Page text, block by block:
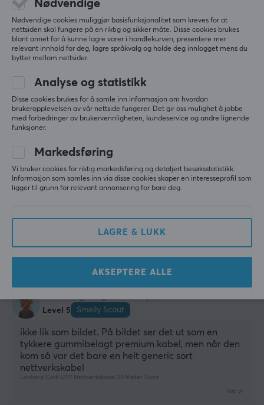
Alle anmeldelser
Martin Henrik F
Verifisert kjøper
Level 5
Grinding Scout
PC
Fungerer utmerket.
Jeg synes denne kabelen fungerer utmerket til sitt
formål. Jeg får gode hastigheter når jeg surfer på
friheten til å plassere min PC der jeg vil ha den. Og
ikke minst er det skrivende stund en god pris på
den.
Man får god hastighet
Level 5
Smelly Scout
ikke lik som bildet. På bildet ser det ut som en
tykkere gummibelagt premium kabel, men når den
kom så var det bare en helt generic sort
nettverkskabel
Lanberg Cat6 UTP Nettverkskabel 20 Meter Svart
last yr.
Nødvendige
Nødvendige cookies muliggjør basisfunksjonalitet som kreves for at
nettsiden skal fungere på en riktig og sikker måte. Disse cookies brukes
blant annet for å kunne lagre varer i handlekurven, presentere mer
relevant innhold for deg, lagre språkvalg og holde deg innlogget mens du
bytter mellom nettsider.
Analyse og statistikk
Disse cookies brukes for å samle inn informasjon om hvordan
brukeropplevelsen av vår nettside fungerer. Det gir oss mulighet å jobbe
med forbedringer av brukervennligheten, kundeservice og andre lignende
funksjoner.
Markedsføring
Vi bruker cookies for riktig markedsføring og detaljert besøksstatistikk.
Informasjon som samles inn via disse cookies skaper en interesseprofil som
ligger til grunn for relevant annonsering for bare deg.
LAGRE & LUKK
AKSEPTERE ALLE